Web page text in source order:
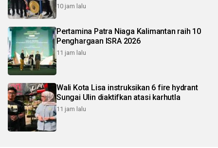
10 jam lalu
Pertamina Patra Niaga Kalimantan raih 10
Penghargaan ISRA 2026
11 jam lalu
Wali Kota Lisa instruksikan 6 fire hydrant
Sungai Ulin diaktifkan atasi karhutla
11 jam lalu